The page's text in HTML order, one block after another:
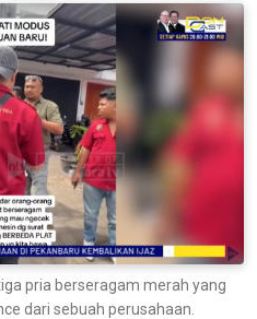
pria berseragam merah yang
dari sebuah perusahaan.